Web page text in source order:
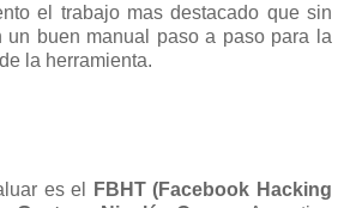
el trabajo mas destacado que sin
un buen manual paso a paso para la
la herramienta.
es el
FBHT (Facebook Hacking